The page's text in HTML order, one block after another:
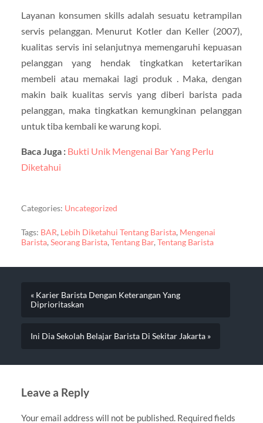
Layanan konsumen skills adalah sesuatu ketrampilan
servis pelanggan. Menurut Kotler dan Keller (2007),
kualitas servis ini selanjutnya memengaruhi kepuasan
pelanggan yang hendak tingkatkan ketertarikan
membeli atau memakai lagi produk . Maka, dengan
makin baik kualitas servis yang diberi barista pada
pelanggan, maka tingkatkan kemungkinan pelanggan
untuk tiba kembali ke warung kopi.
Baca Juga : Bukti Unik Mengenai Bar Yang Perlu
Diketahui
Categories: Uncategorized
Tags: BAR, Lebih Diketahui Tentang Barista, Mengenai
Barista, Seorang Barista, Tentang Bar, Tentang Barista
« Karier Barista Dengan Keterangan Yang
Diprioritaskan
Ini Dia Sekolah Belajar Barista Di Sekitar Jakarta »
Leave a Reply
Your email address will not be published. Required fields